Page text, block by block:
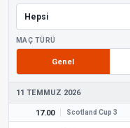
MAÇ TÜRÜ
Genel
11 TEMMUZ 2026
17.00 Scotland Cup 3